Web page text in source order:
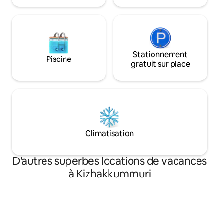
linge
reflètent sa
Piscine
Stationnement
gratuit sur place
Climatisation
D'autres superbes locations de vacances
à Kizhakkummuri